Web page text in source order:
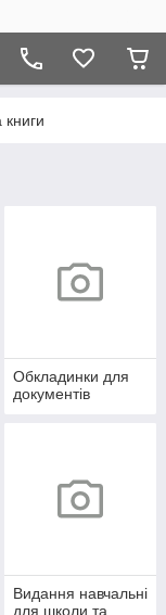
книги
Обкладинки для
документів
Видання навчальні
для школи та